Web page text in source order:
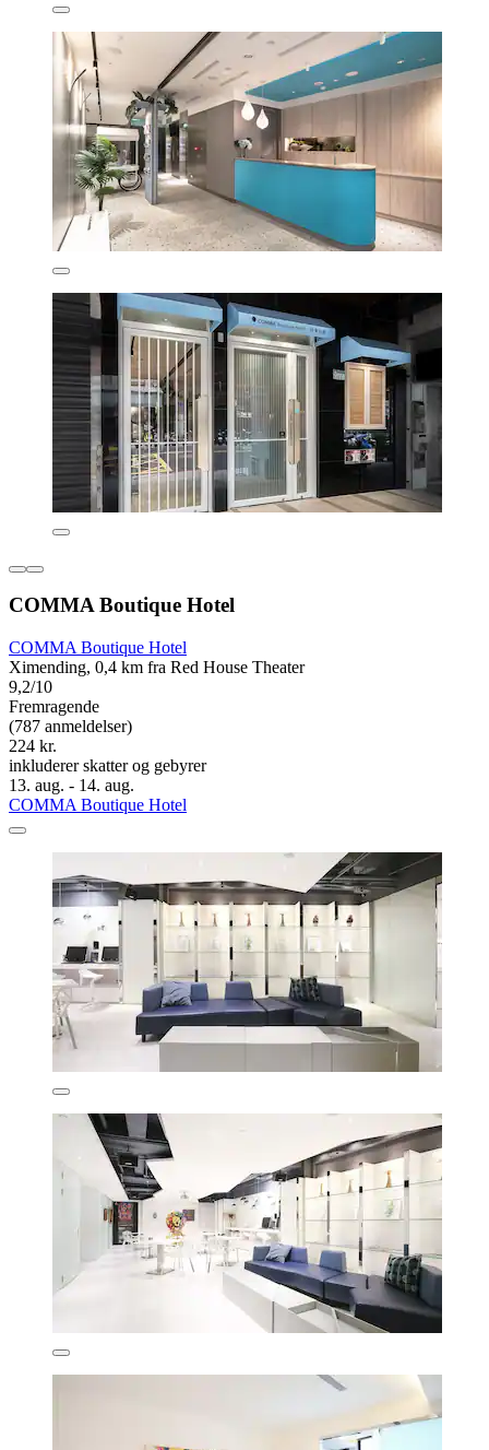
COMMA Boutique Hotel
COMMA Boutique Hotel
Ximending, 0,4 km fra Red House Theater
9,2/10
Fremragende
(787 anmeldelser)
224 kr.
inkluderer skatter og gebyrer
13. aug. - 14. aug.
COMMA Boutique Hotel